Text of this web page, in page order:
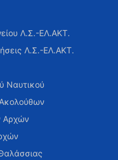
Λ.Σ.-ΕΛ.ΑΚΤ.
Λ.Σ.-ΕΛ.ΑΚΤ.
Ναυτικού
Αρχών